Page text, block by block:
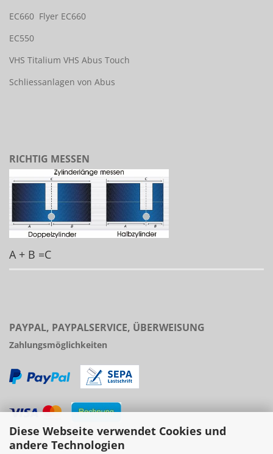
Diese Webseite verwendet Cookies und
andere Technologien
EC660 Flyer EC660
EC550
VHS Titalium VHS Abus Touch
Schliessanlagen von Abus
RICHTIG MESSEN
A + B =C
PAYPAL, PAYPALSERVICE, ÜBERWEISUNG
Zahlungsmöglichkeiten
Versand